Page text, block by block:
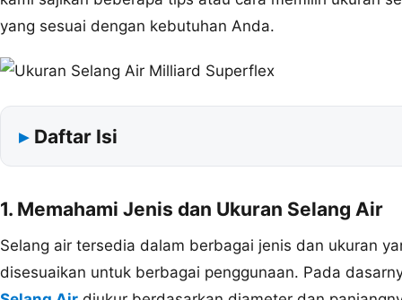
yang sesuai dengan kebutuhan Anda.
Daftar Isi
1. Memahami Jenis dan Ukuran Selang Air
Selang air tersedia dalam berbagai jenis dan ukuran
disesuaikan untuk berbagai penggunaan. Pada